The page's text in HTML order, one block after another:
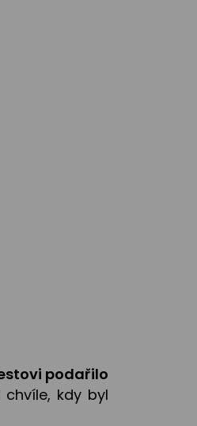
podařilo
kdy byl